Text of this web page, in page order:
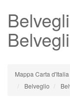
Mappa Carta d'Italia
Belveglio